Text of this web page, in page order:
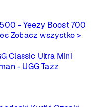
- Yeezy Boost 700
Zobacz wszystko >
Classic Ultra Mini
- UGG Tazz